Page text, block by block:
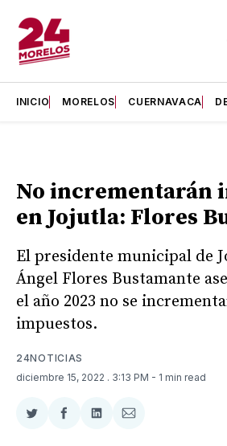
INICIO MORELOS CUERNAVACA
No incrementarán
en Jojutla: Flores
El presidente municipal de
Ángel Flores Bustamante
el año 2023 no se
impuestos.
24NOTICIAS
diciembre 15, 2022 . 3:13 PM - 1 min read
CompartirCompartir
CompartirCompartir